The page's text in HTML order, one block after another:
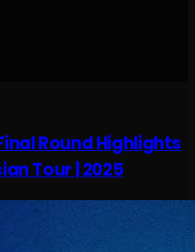
Round Highlights
Tour | 2025